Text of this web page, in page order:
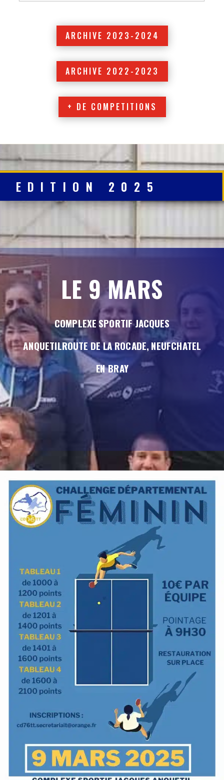
ARCHIVE 2023-2024
ARCHIVE 2022-2023
+ DE COMPETITIONS
EDITION 2025
LE 9 MARS
COMPLEXE SPORTIF JACQUES
ANQUETILROUTE DE LA ROCADE, NEUFCHATEL
EN BRAY